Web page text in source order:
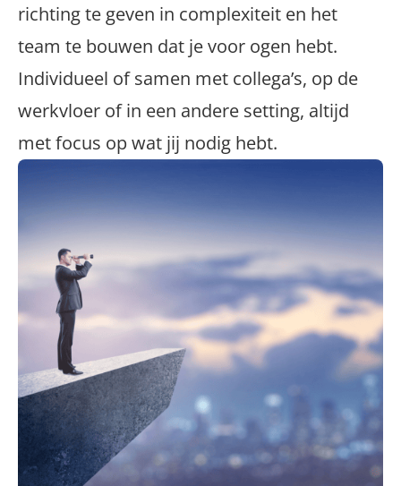
richting te geven in complexiteit en het
team te bouwen dat je voor ogen hebt.
Individueel of samen met collega’s, op de
werkvloer of in een andere setting, altijd
met focus op wat jij nodig hebt.